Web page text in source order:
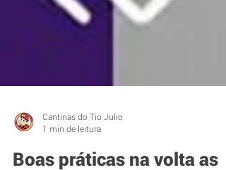
1 min de leitura